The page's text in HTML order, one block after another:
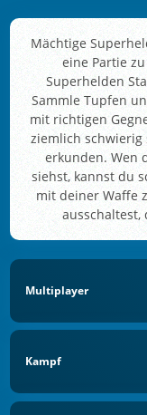
Mächtige
eine Partie
Superhelden
Sammle Tupfen
mit richtigen
ziemlich schwierig
erkunden. Wen
siehst, kannst du
mit deiner Waffe
ausschaltest,
Multiplayer
Kampf